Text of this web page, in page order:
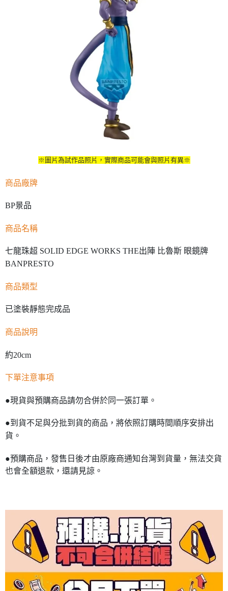
※圖片為試作品照片，實際商品可能會與照片有異※
商品廠牌
BP景品
商品名稱
七龍珠超 SOLID EDGE WORKS THE出陣 比魯斯 眼鏡牌
BANPRESTO
商品類型
已塗裝靜態完成品
商品說明
約20cm
下單注意事項
●現貨與預購商品請勿合併於同一張訂單。
●到貨不足與分批到貨的商品，將依照訂購時間順序安排出
貨。
●預購商品，發售日後才由原廠商通知台灣到貨量，無法交貨
也會全額退款，還請見諒。